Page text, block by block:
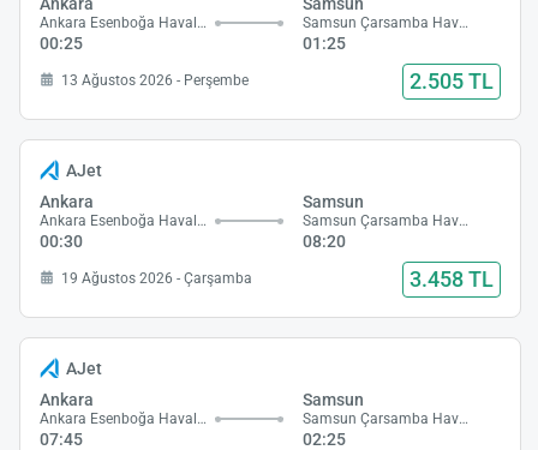
Ankara Esenboğa Havalimanı
00:25
Samsun Çarsamba Havalimanı
01:25
13 Ağustos 2026 - Perşembe 2.505 TL
AJet
Ankara
Ankara Esenboğa Havalimanı
00:30
Samsun
Samsun Çarsamba Havalimanı
08:20
19 Ağustos 2026 - Çarşamba 3.458 TL
AJet
Ankara
Ankara Esenboğa Havalimanı
07:45
Samsun
Samsun Çarsamba Havalimanı
02:25